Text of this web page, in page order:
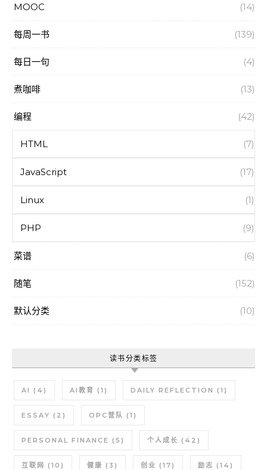
MOOC (14)
每周一书 (139)
每日一句 (4)
煮咖啡 (13)
编程 (42)
HTML (7)
JavaScript (17)
Linux (1)
PHP (9)
菜谱 (6)
随笔 (152)
默认分类 (10)
读书分类标签
AI (4) AI教育 (1) DAILY REFLECTION (1)
ESSAY (2) OPC营队 (1)
PERSONAL FINANCE (5) 个人成长 (42)
互联网 (10) 健康 (3) 创业 (17) 励志 (14)